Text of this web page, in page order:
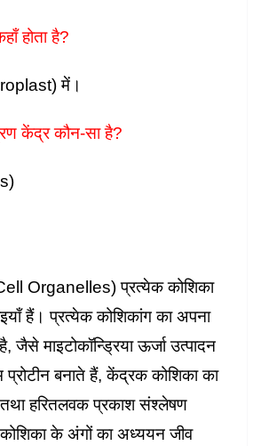
होता है?
में।
केंद्र कौन-सा है?
Organelles) प्रत्येक कोशिका
हैं। प्रत्येक कोशिकांग का अपना
है, जैसे माइटोकॉन्ड्रिया ऊर्जा उत्पादन
प्रोटीन बनाते हैं, केंद्रक कोशिका का
हरितलवक प्रकाश संश्लेषण
के अंगों का अध्ययन जीव